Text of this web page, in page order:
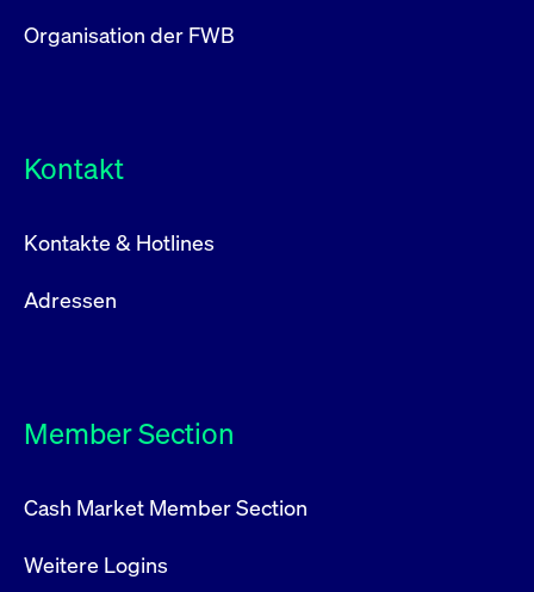
Organisation der FWB
Kontakt
Kontakte & Hotlines
Adressen
Member Section
Cash Market Member Section
Weitere Logins